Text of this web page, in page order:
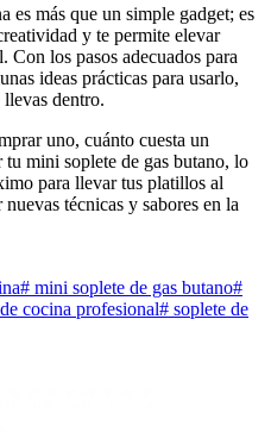
es más que un simple gadget; es
y te permite elevar
los pasos adecuados para
ideas prácticas para usarlo,
llevas dentro.
uno, cuánto cuesta un
mini soplete de gas butano, lo
para llevar tus platillos al
técnicas y sabores en la
# mini soplete de gas butano#
cocina profesional# soplete de